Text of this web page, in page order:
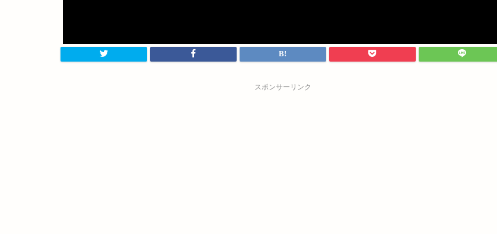
スポンサーリンク